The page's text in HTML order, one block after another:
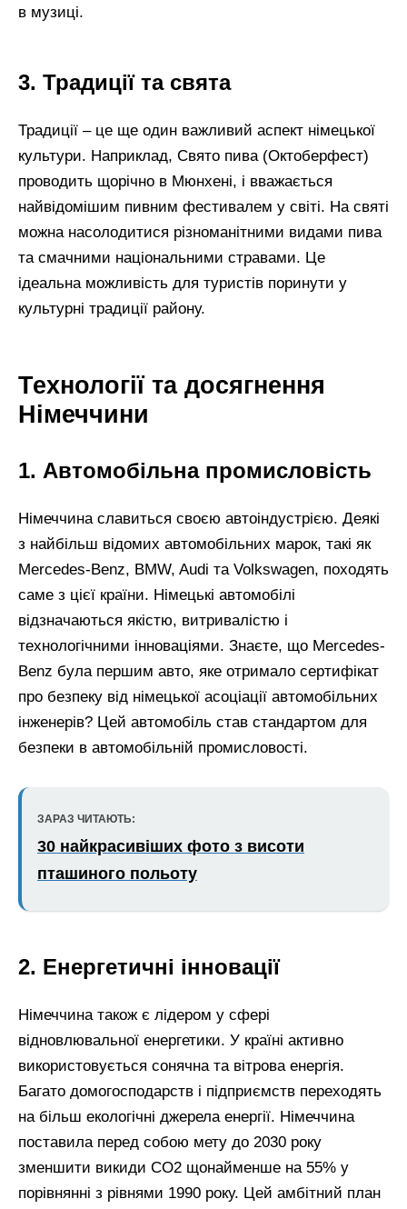
в музиці.
3. Традиції та свята
Традиції – це ще один важливий аспект німецької
культури. Наприклад, Свято пива (Октоберфест)
проводить щорічно в Мюнхені, і вважається
найвідомішим пивним фестивалем у світі. На святі
можна насолодитися різноманітними видами пива
та смачними національними стравами. Це
ідеальна можливість для туристів поринути у
культурні традиції району.
Технології та досягнення
Німеччини
1. Автомобільна промисловість
Німеччина славиться своєю автоіндустрією. Деякі
з найбільш відомих автомобільних марок, такі як
Mercedes-Benz, BMW, Audi та Volkswagen, походять
саме з цієї країни. Німецькі автомобілі
відзначаються якістю, витривалістю і
технологічними інноваціями. Знаєте, що Mercedes-
Benz була першим авто, яке отримало сертифікат
про безпеку від німецької асоціації автомобільних
інженерів? Цей автомобіль став стандартом для
безпеки в автомобільній промисловості.
ЗАРАЗ ЧИТАЮТЬ:
30 найкрасивіших фото з висоти
пташиного польоту
2. Енергетичні інновації
Німеччина також є лідером у сфері
відновлювальної енергетики. У країні активно
використовується сонячна та вітрова енергія.
Багато домогосподарств і підприємств переходять
на більш екологічні джерела енергії. Німеччина
поставила перед собою мету до 2030 року
зменшити викиди CO2 щонайменше на 55% у
порівнянні з рівнями 1990 року. Цей амбітний план